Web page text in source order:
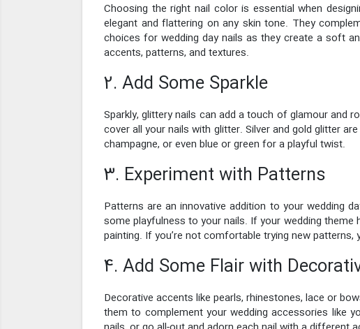
Choosing the right nail color is essential when
elegant and flattering on any skin tone. They
choices for wedding day nails as they create a soft
accents, patterns, and textures.
2. Add Some Sparkle
Sparkly, glittery nails can add a touch of glamour and
cover all your nails with glitter. Silver and gold glitter
champagne, or even blue or green for a playful twist.
3. Experiment with Patterns
Patterns are an innovative addition to your wedding
some playfulness to your nails. If your wedding
painting. If you’re not comfortable trying new
4. Add Some Flair with
Decorative accents like pearls, rhinestones, lace or
them to complement your wedding accessories like